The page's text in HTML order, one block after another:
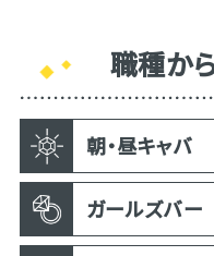
職種か
朝・昼キャバ
ガールズバー